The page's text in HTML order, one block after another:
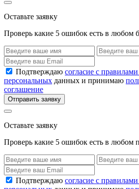
Оставьте заявку
Проверь какие 5 ошибок есть в любом
Подтверждаю согласие с
персональных данных и принимаю
соглашение
Отправить заявку
Оставьте заявку
Проверь какие 5 ошибок есть в любом
Подтверждаю согласие с